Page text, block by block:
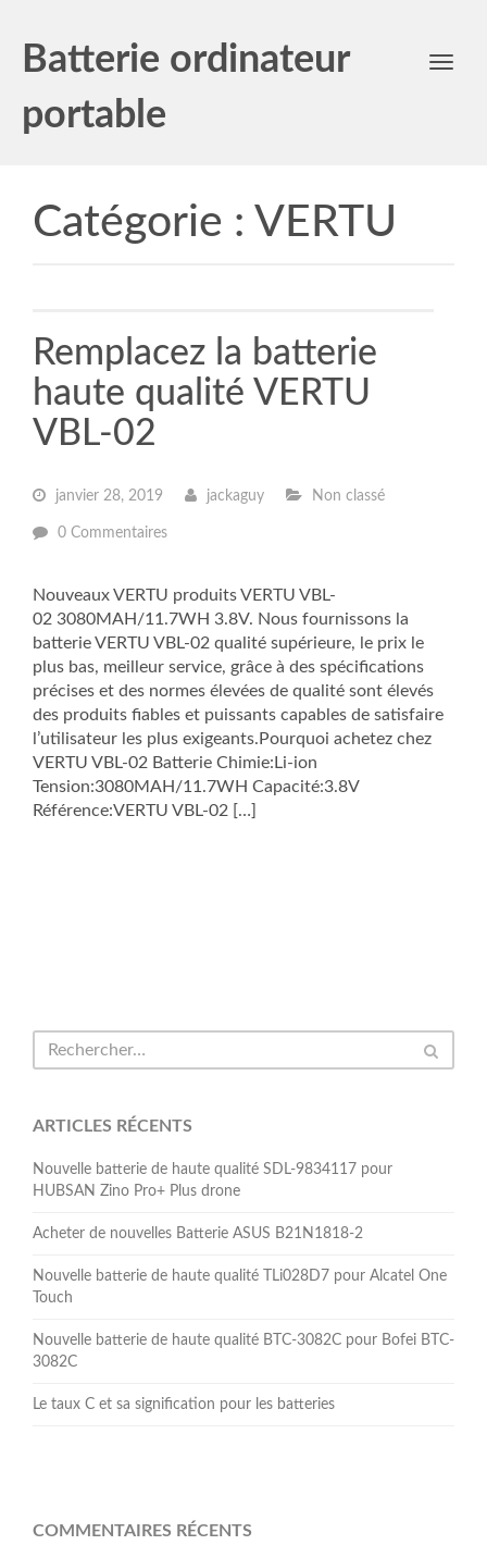
Batterie ordinateur
portable
Toggle
Catégorie : VERTU
Remplacez la batterie
haute qualité VERTU
VBL-02
janvier 28, 2019 jackaguy Non classé
0 Commentaires
Nouveaux VERTU produits VERTU VBL-
02 3080MAH/11.7WH 3.8V. Nous fournissons la
batterie VERTU VBL-02 qualité supérieure, le prix le
plus bas, meilleur service, grâce à des spécifications
précises et des normes élevées de qualité sont élevés
des produits fiables et puissants capables de satisfaire
l’utilisateur les plus exigeants.Pourquoi achetez chez
VERTU VBL-02 Batterie Chimie:Li-ion
Tension:3080MAH/11.7WH Capacité:3.8V
Référence:VERTU VBL-02 […]
ARTICLES RÉCENTS
Nouvelle batterie de haute qualité SDL-9834117 pour
HUBSAN Zino Pro+ Plus drone
Acheter de nouvelles Batterie ASUS B21N1818-2
Nouvelle batterie de haute qualité TLi028D7 pour Alcatel One
Touch
Nouvelle batterie de haute qualité BTC-3082C pour Bofei BTC-
3082C
Le taux C et sa signification pour les batteries
COMMENTAIRES RÉCENTS